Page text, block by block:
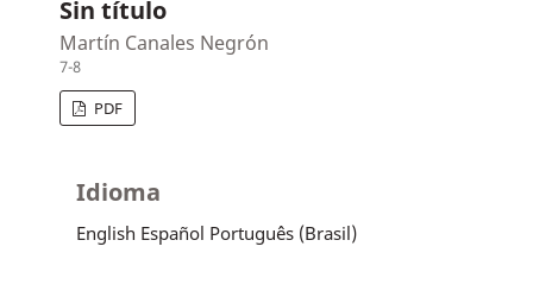
Sin título
Martín Canales Negrón
7-8
PDF
Idioma
English Español Português (Brasil)